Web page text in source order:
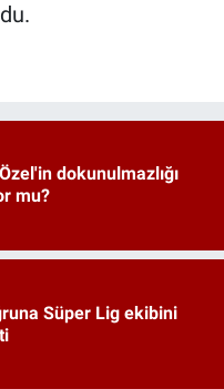
dokunulmazlığı
mu?
Süper Lig ekibini